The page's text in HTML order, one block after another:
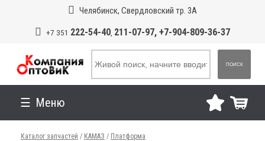
Челябинск, Свердловский тр. 3А
+7 351 222-54-40, 211-07-97, +7-904-809-36-37
ПОИСК
Меню
Каталог запчастей / КАМАЗ / Платформа